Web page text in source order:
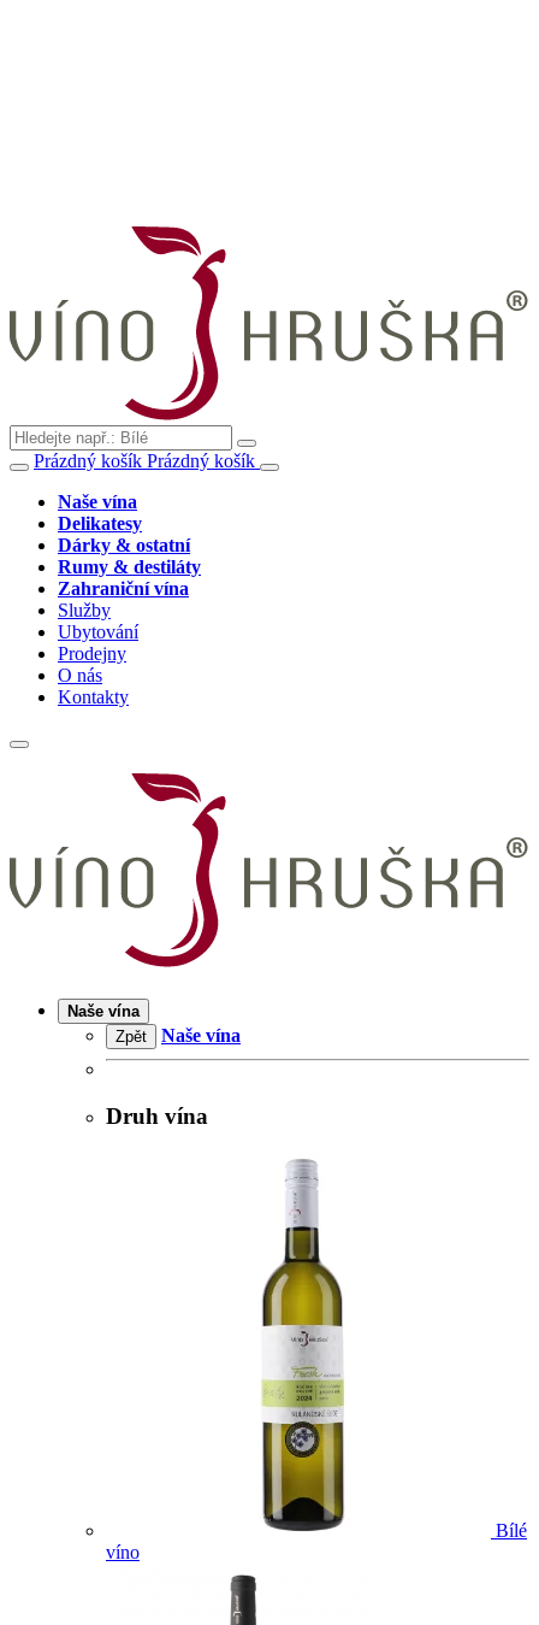
Prázdný košík Prázdný košík
Naše vína
Delikatesy
Dárky & ostatní
Rumy & destiláty
Zahraniční vína
Služby
Ubytování
Prodejny
O nás
Kontakty
Naše vína
Zpět
Naše vína
Druh vína
Bílé
víno